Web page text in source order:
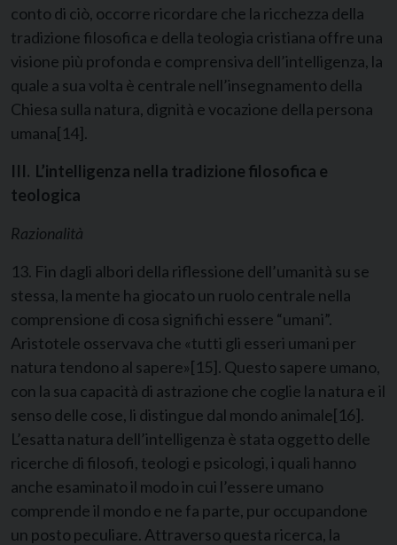
conto di ciò, occorre ricordare che la ricchezza della
tradizione filosofica e della teologia cristiana offre una
visione più profonda e comprensiva dell’intelligenza, la
quale a sua volta è centrale nell’insegnamento della
Chiesa sulla natura, dignità e vocazione della persona
umana[14].
III. L’intelligenza nella tradizione filosofica e
teologica
Razionalità
13. Fin dagli albori della riflessione dell’umanità su se
stessa, la mente ha giocato un ruolo centrale nella
comprensione di cosa significhi essere “umani”.
Aristotele osservava che «tutti gli esseri umani per
natura tendono al sapere»[15]. Questo sapere umano,
con la sua capacità di astrazione che coglie la natura e il
senso delle cose, li distingue dal mondo animale[16].
L’esatta natura dell’intelligenza è stata oggetto delle
ricerche di filosofi, teologi e psicologi, i quali hanno
anche esaminato il modo in cui l’essere umano
comprende il mondo e ne fa parte, pur occupandone
un posto peculiare. Attraverso questa ricerca, la